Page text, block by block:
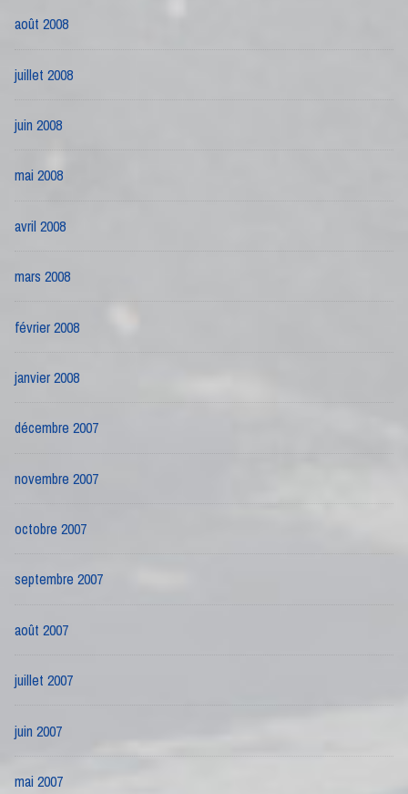
août 2008
juillet 2008
juin 2008
mai 2008
avril 2008
mars 2008
février 2008
janvier 2008
décembre 2007
novembre 2007
octobre 2007
septembre 2007
août 2007
juillet 2007
juin 2007
mai 2007